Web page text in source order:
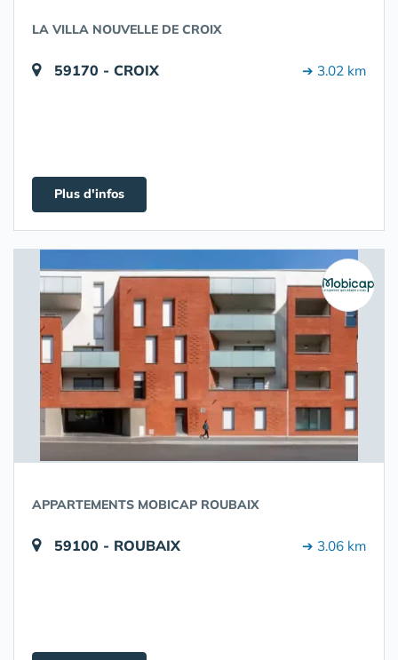
LA VILLA NOUVELLE DE CROIX
59170 - CROIX ➔ 3.02 km
Plus d'infos
APPARTEMENTS MOBICAP ROUBAIX
59100 - ROUBAIX ➔ 3.06 km